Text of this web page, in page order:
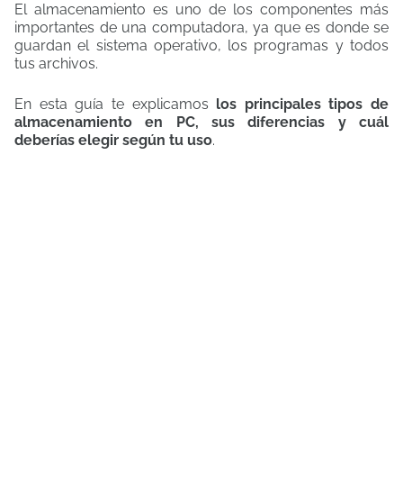
El almacenamiento es uno de los componentes más
importantes de una computadora, ya que es donde se
guardan el sistema operativo, los programas y todos
tus archivos.
En esta guía te explicamos los principales tipos de
almacenamiento en PC, sus diferencias y cuál
deberías elegir según tu uso.